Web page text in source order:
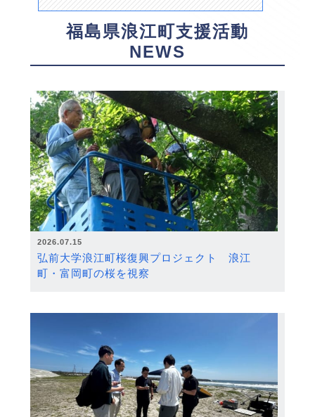
福島県浪江町支援活動
NEWS
2026.07.15
弘前大学浪江町桜復興プロジェクト 浪江
町・富岡町の桜を視察